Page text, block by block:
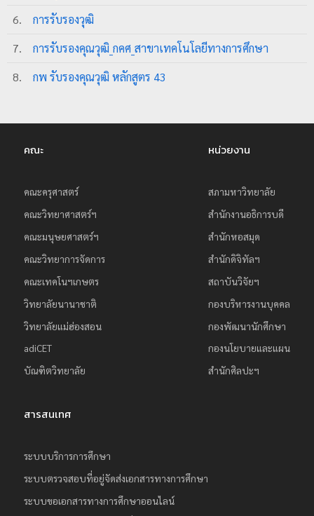
ลั
ช
ภั
เ
ชี
ง
ใ
ห
ม่
6.
การรับรองวุฒิ
7.
การรับรองคุณวุฒิ_กคศ_สาขาเทคโนโลยีทางการศึกษา
8.
กพ รับรองคุณวุฒิ หลักสูตร 43
คณะ
คณะครุศาสตร์
คณะวิทยาศาสตร์ฯ
คณะมนุษยศาสตร์ฯ
คณะวิทยาการจัดการ
คณะเทคโนฯเกษตร
วิทยาลัยนานาชาติ
วิทยาลัยแม่ฮ่องสอน
adiCET
บัณฑิตวิทยาลัย
หน่วยงาน
สภามหาวิทยาลัย
สำนักงานอธิการบดี
สำนักหอสมุด
สำนักดิจิทัลฯ
สถาบันวิจัยฯ
กองบริหารงานบุคคล
กองพัฒนานักศึกษา
กองนโยบายและแผน
สำนักศิลปะฯ
สารสนเทศ
ระบบบริการการศึกษา
ระบบตรวจสอบที่อยู่จัดส่งเอกสารทางการศึกษา
ระบบขอเอกสารทางการศึกษาออนไลน์